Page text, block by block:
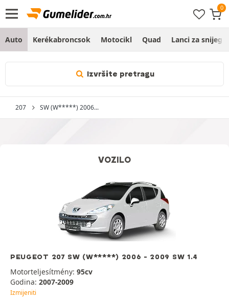
Auto Kerékabroncsok Motocikl Quad Lanci za snijeg
Izvršite pretragu
207 SW (W*****) 2006...
VOZILO
PEUGEOT 207 SW (W*****) 2006 - 2009 SW 1.4
Motorteljesítmény: 95cv
Godina: 2007-2009
Izmijeniti